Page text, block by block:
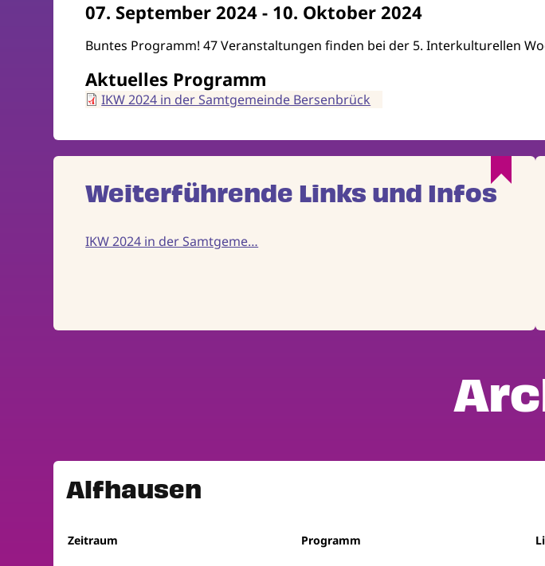
07. September 2024 - 10. Oktober 2024
Buntes Programm! 47 Veranstaltungen finden bei der 5. Interkulturellen
Aktuelles Programm
IKW 2024 in der Samtgemeinde Bersenbrück
Weiterführende Links und Infos
IKW 2024 in der Samtgeme…
Alfhausen
Zeitraum Programm